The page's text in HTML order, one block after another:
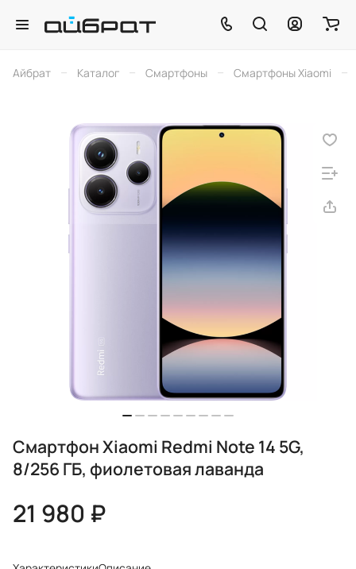
Айбрат – Каталог – Смартфоны – Смартфоны Xiaomi –
Смартфон Xiaomi Redmi Note 14 5G,
8/256 ГБ, фиолетовая лаванда
21 980 ₽